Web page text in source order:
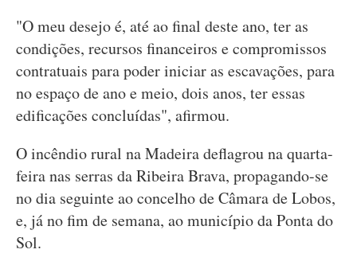
"O meu desejo é, até ao final deste ano, ter as
condições, recursos financeiros e compromissos
contratuais para poder iniciar as escavações, para
no espaço de ano e meio, dois anos, ter essas
edificações concluídas", afirmou.
O incêndio rural na Madeira deflagrou na quarta-
feira nas serras da Ribeira Brava, propagando-se
no dia seguinte ao concelho de Câmara de Lobos,
e, já no fim de semana, ao município da Ponta do
Sol.